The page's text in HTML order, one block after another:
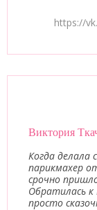
https://
Виктория
Когда делала
парикмахер
срочно
Обратилась к
просто